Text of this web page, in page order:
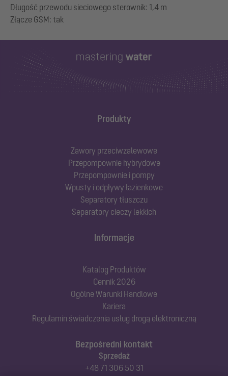
Długość przewodu sieciowego sterownik: 1,4 m
Produkty
Zawory przeciwzalewowe
Przepompownie hybrydowe
Przepompownie i pompy
Wpusty i odpływy łazienkowe
Separatory tłuszczu
Separatory cieczy lekkich
Bezpośredni kontakt
Sprzedaż
+48 71 306 50 31
Informacje
Katalog Produktów
Cennik 2026
Ogólne Warunki Handlowe
Kariera
Regulamin świadczenia usług drogą elektroniczną